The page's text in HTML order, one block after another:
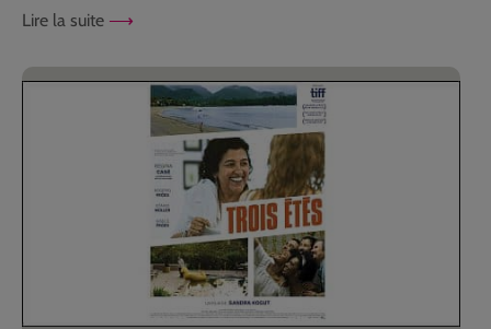
Lire la suite